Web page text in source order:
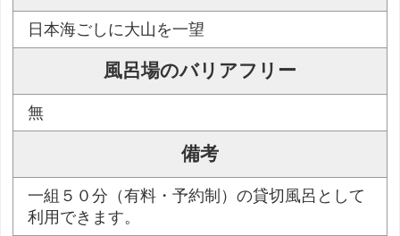
日本海ごしに大山を一望
風呂場のバリアフリー
無
備考
一組５０分（有料・予約制）の貸切風呂として
利用できます。